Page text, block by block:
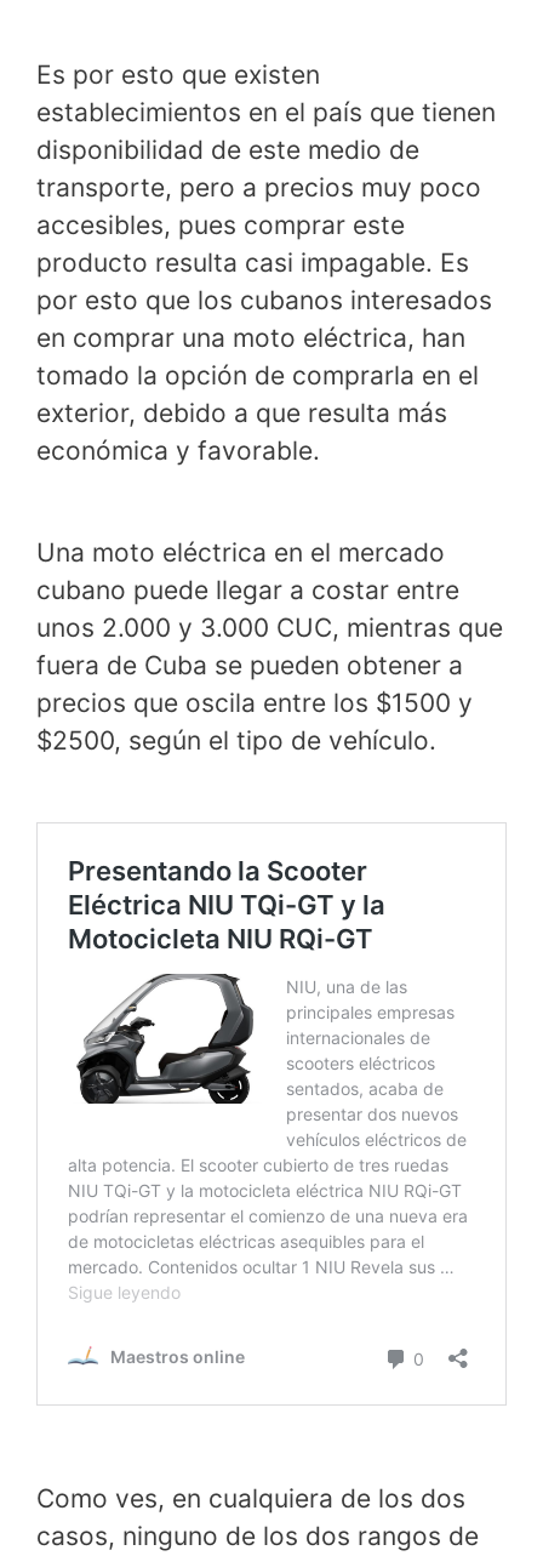
Es por esto que existen
establecimientos en el país que tienen
disponibilidad de este medio de
transporte, pero a precios muy poco
accesibles, pues comprar este
producto resulta casi impagable. Es
por esto que los cubanos interesados
en comprar una moto eléctrica, han
tomado la opción de comprarla en el
exterior, debido a que resulta más
económica y favorable.
Una moto eléctrica en el mercado
cubano puede llegar a costar entre
unos 2.000 y 3.000 CUC, mientras que
fuera de Cuba se pueden obtener a
precios que oscila entre los $1500 y
$2500, según el tipo de vehículo.
Como ves, en cualquiera de los dos
casos, ninguno de los dos rangos de